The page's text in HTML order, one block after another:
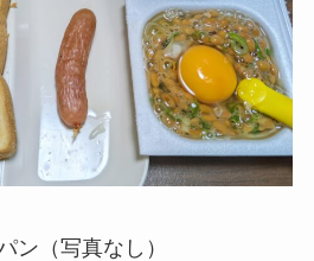
ン（写真なし）